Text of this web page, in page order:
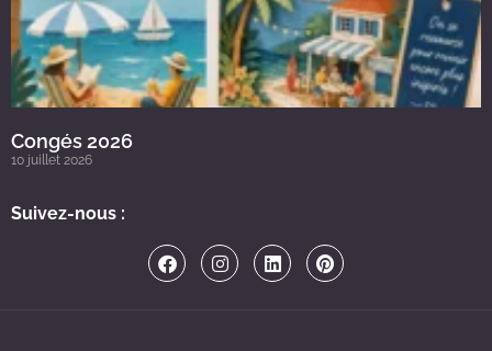
Congés 2026
10 juillet 2026
Suivez-nous :